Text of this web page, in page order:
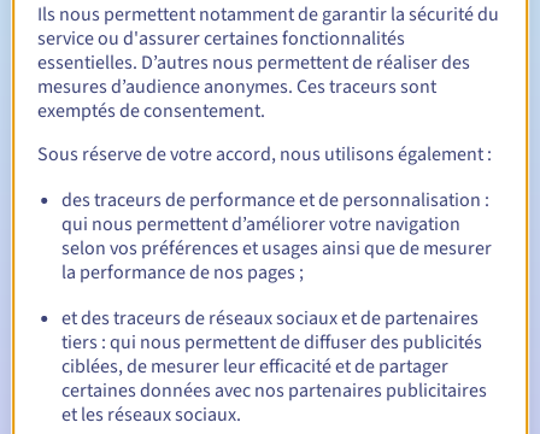
Période de rédemption
Notifications automatiques :
E-mails d'avertissement :60, 30, 15, 7 et 3 jours avant la
date d'échéance
E-mail le jour de l'expirationpour notification de la
E-mail après la période de grâce de rédemptionpour
notification de la suppression du nom de domaine
Ils nous permettent notamment de garantir la sécurité du
service ou d'assurer certaines fonctionnalités
essentielles. D’autres nous permettent de réaliser des
mesures d’audience anonymes. Ces traceurs sont
exemptés de consentement.
Sous réserve de votre accord, nous utilisons également :
des traceurs de performance et de personnalisation :
qui nous permettent d’améliorer votre navigation
selon vos préférences et usages ainsi que de mesurer
la performance de nos pages ;
et des traceurs de réseaux sociaux et de partenaires
tiers : qui nous permettent de diffuser des publicités
ciblées, de mesurer leur efficacité et de partager
certaines données avec nos partenaires publicitaires
et les réseaux sociaux.